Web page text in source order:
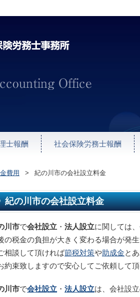
士報酬 社会保険労務士報酬
費用 > 紀の川市の会社設立料金
紀の川市の会社設立料金
川市で会社設立 ・ 法人設立に関しては
の税金の負担が大きく変わる場合が発
相談して頂ければ節税対策や助成金と
約束致しますので安心してご依頼して
川市で会社設立 ・ 法人設立は、会社設